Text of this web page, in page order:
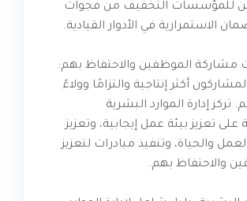
للمؤسسات التخفيف من فجوات
الاستمرارية في الأدوار القيادية.
مشاركة الموظفين والاحتفاظ بهم:
أكثر إنتاجية والتزامًا وولاءً
إدارة الموارد البشرية
على تعزيز بيئة عمل إيجابية، وتعزيز
والحياة، وتنفيذ مبادرات لتعزيز
والاحتفاظ بهم.